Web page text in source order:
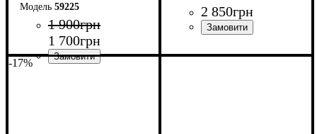
59225
1 900грн
1 700грн
Виробник
Колір
2 850грн
-17%